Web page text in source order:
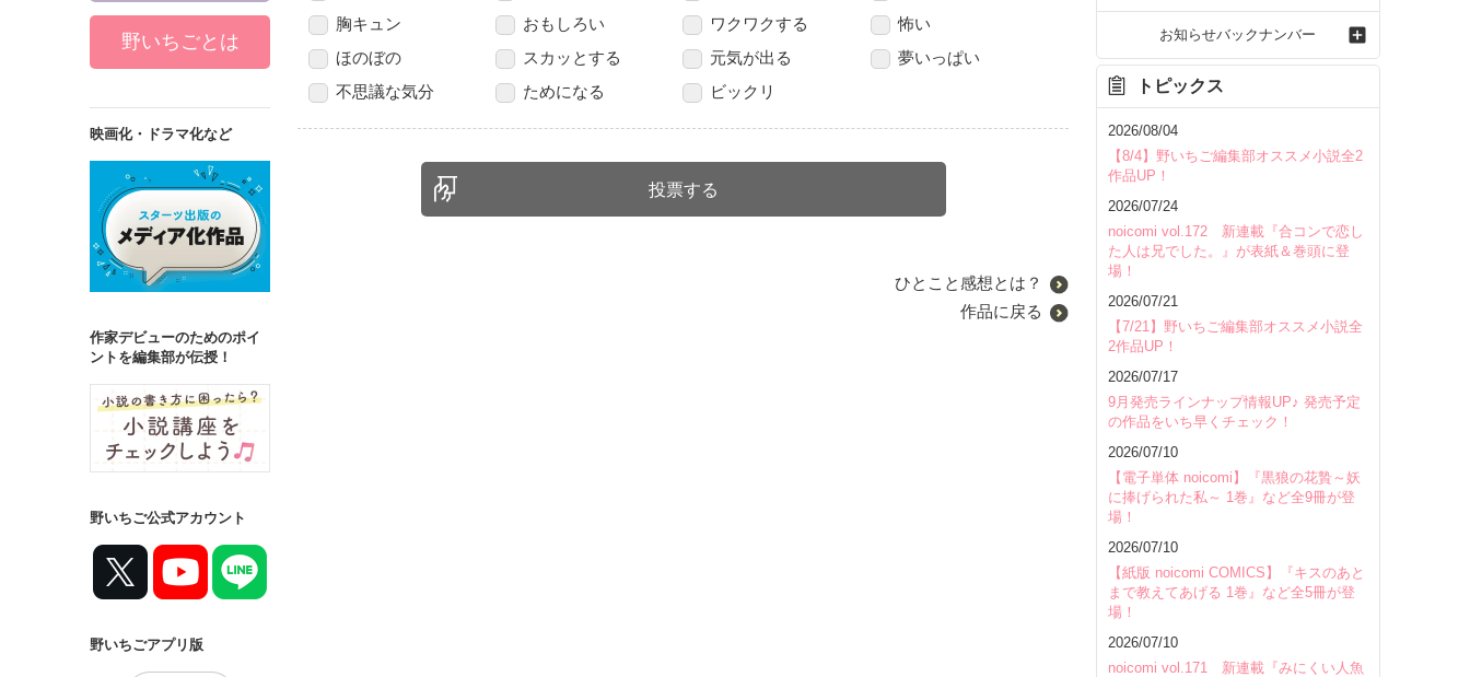
胸キュン
おもしろい ワクワクする
怖い
ほのぼの
スカッとする 元気が出る
夢いっぱい
不思議な気分
ためになる ビックリ
ひとこと感想とは？
作品に戻る
野いちごとは
映画化・ドラマ化など
作家デビューのためのポイ
ントを編集部が伝授！
野いちご公式アカウント
野いちごアプリ版
お知らせバックナンバー
トピックス
2026/08/04
【8/4】野いちご編集部オススメ小説全2
作品UP！
2026/07/24
noicomi vol.172 新連載『合コンで恋し
た人は兄でした。』が表紙＆巻頭に登
場！
2026/07/21
【7/21】野いちご編集部オススメ小説全
2作品UP！
2026/07/17
9月発売ラインナップ情報UP♪ 発売予定
の作品をいち早くチェック！
2026/07/10
【電子単体 noicomi】『黒狼の花贄～妖
に捧げられた私～ 1巻』など全9冊が登
場！
2026/07/10
【紙版 noicomi COMICS】『キスのあと
まで教えてあげる 1巻』など全5冊が登
場！
2026/07/10
noicomi vol.171 新連載『みにくい人魚